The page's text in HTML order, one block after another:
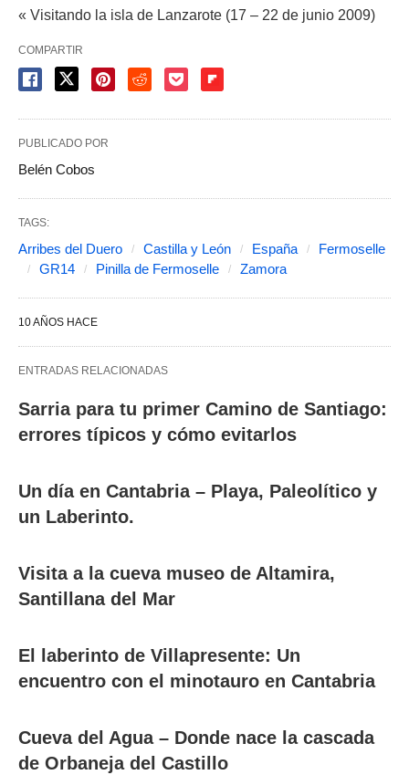
« Visitando la isla de Lanzarote (17 – 22 de junio 2009)
COMPARTIR
PUBLICADO POR
Belén Cobos
TAGS:
Arribes del Duero Castilla y León España
Fermoselle
GR14
Pinilla de Fermoselle Zamora
10 AÑOS HACE
ENTRADAS RELACIONADAS
Sarria para tu primer Camino de Santiago:
errores típicos y cómo evitarlos
Un día en Cantabria – Playa, Paleolítico y
un Laberinto.
Visita a la cueva museo de Altamira,
Santillana del Mar
El laberinto de Villapresente: Un
encuentro con el minotauro en Cantabria
Cueva del Agua – Donde nace la cascada
de Orbaneja del Castillo